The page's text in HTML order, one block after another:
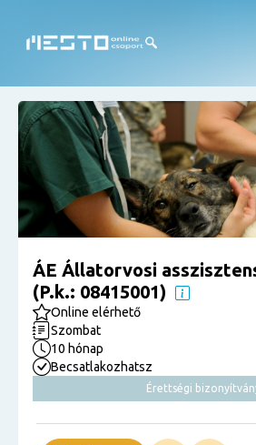
ÁE Állatorvosi
(P.k.: 08415001)
Online elérhető
Szombat
10 hónap
Becsatlakozhatsz
Érettségi